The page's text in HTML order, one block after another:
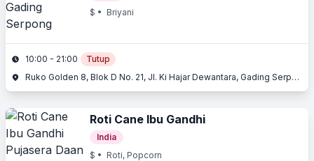
$ • Briyani
10:00 - 21:00
Tutup
Ruko Golden 8, Blok D No. 21, Jl. Ki Hajar Dewantara, Gading Serpong, Serpong, Tangerang, Banten
Roti Cane Ibu Gandhi
India
$ • Roti, Popcorn